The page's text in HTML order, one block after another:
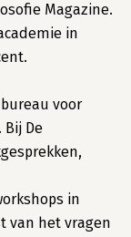
Magazine.
in
voor
De
in
van het vragen